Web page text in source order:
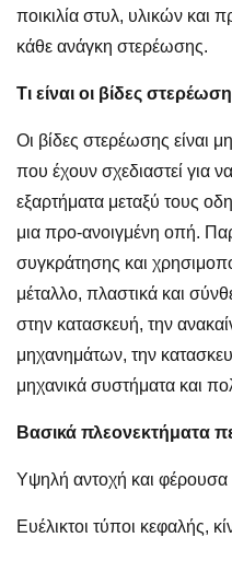
ποικιλία στυλ, υλικών και
κάθε ανάγκη στερέωσης.
Τι είναι οι βίδες
Οι βίδες στερέωσης είναι
που έχουν σχεδιαστεί για
εξαρτήματα μεταξύ τους
μια προ-ανοιγμένη οπή.
συγκράτησης και
μέταλλο, πλαστικά και
στην κατασκευή, την
μηχανημάτων, την
μηχανικά συστήματα και
Βασικά πλεονεκτήματα
Υψηλή αντοχή και φέρουσα
Ευέλικτοι τύποι κεφαλής,